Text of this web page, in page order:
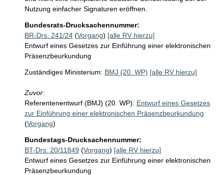
Nutzung einfacher Signaturen eröffnen.
Bundesrats-Drucksachennummer:
BR-Drs. 241/24 (Vorgang) [alle RV hierzu]
Entwurf eines Gesetzes zur Einführung einer elektronischen
Präsenzbeurkundung
Zuständiges Ministerium: BMJ (20. WP) [alle RV hierzu]
Zuvor:
Referentenentwurf (BMJ) (20. WP): Entwurf eines Gesetzes
zur Einführung einer elektronischen Präsenzbeurkundung
(Vorgang)
Bundestags-Drucksachennummer:
BT-Drs. 20/11849 (Vorgang) [alle RV hierzu]
Entwurf eines Gesetzes zur Einführung einer elektronischen
Präsenzbeurkundung